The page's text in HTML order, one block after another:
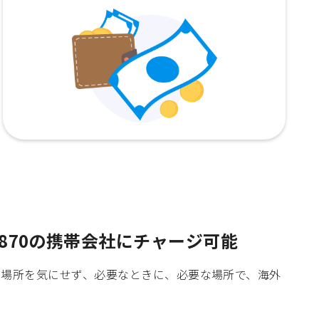
の携帯会社にチャージ可能
所を気にせず、必要なときに、必要な場所で、海外